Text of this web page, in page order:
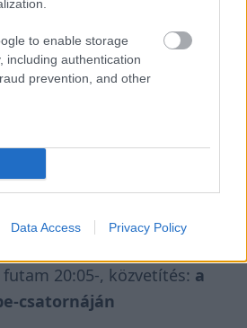
to enable storage
including authentication
prevention, and other
Data Access Privacy Policy
19:45-
16:30-
futam 20:05-, közvetítés: a
csatornáján